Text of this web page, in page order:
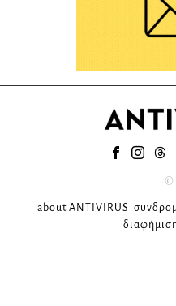
©
about ANTIVIRUS